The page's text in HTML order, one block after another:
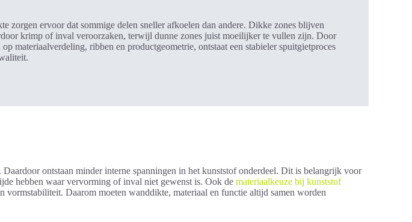
zorgen ervoor dat sommige delen sneller afkoelen dan andere. Dikke zones blijven
krimp of inval veroorzaken, terwijl dunne zones juist moeilijker te vullen zijn. Door
materiaalverdeling, ribben en productgeometrie, ontstaat een stabieler spuitgietproces
ontstaan minder interne spanningen in het kunststof onderdeel. Dit is belangrijk voor
hebben waar vervorming of inval niet gewenst is. Ook de materiaalkeuze bij kunststof
Daarom moeten wanddikte, materiaal en functie altijd samen worden